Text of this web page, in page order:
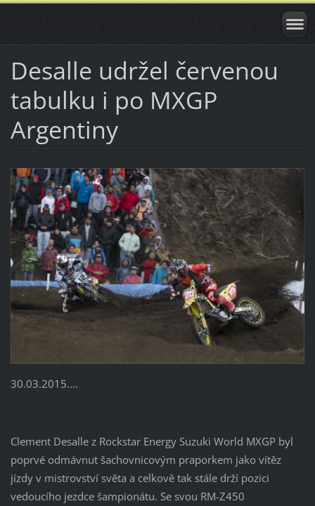
Desalle udržel červenou
tabulku i po MXGP
Argentiny
30.03.2015....
Clement Desalle z Rockstar Energy Suzuki World MXGP byl
poprvé odmávnut šachovnicovým praporkem jako vítěz
jízdy v mistrovství světa a celkově tak stále drží pozici
vedoucího jezdce šampionátu. Se svou RM-Z450